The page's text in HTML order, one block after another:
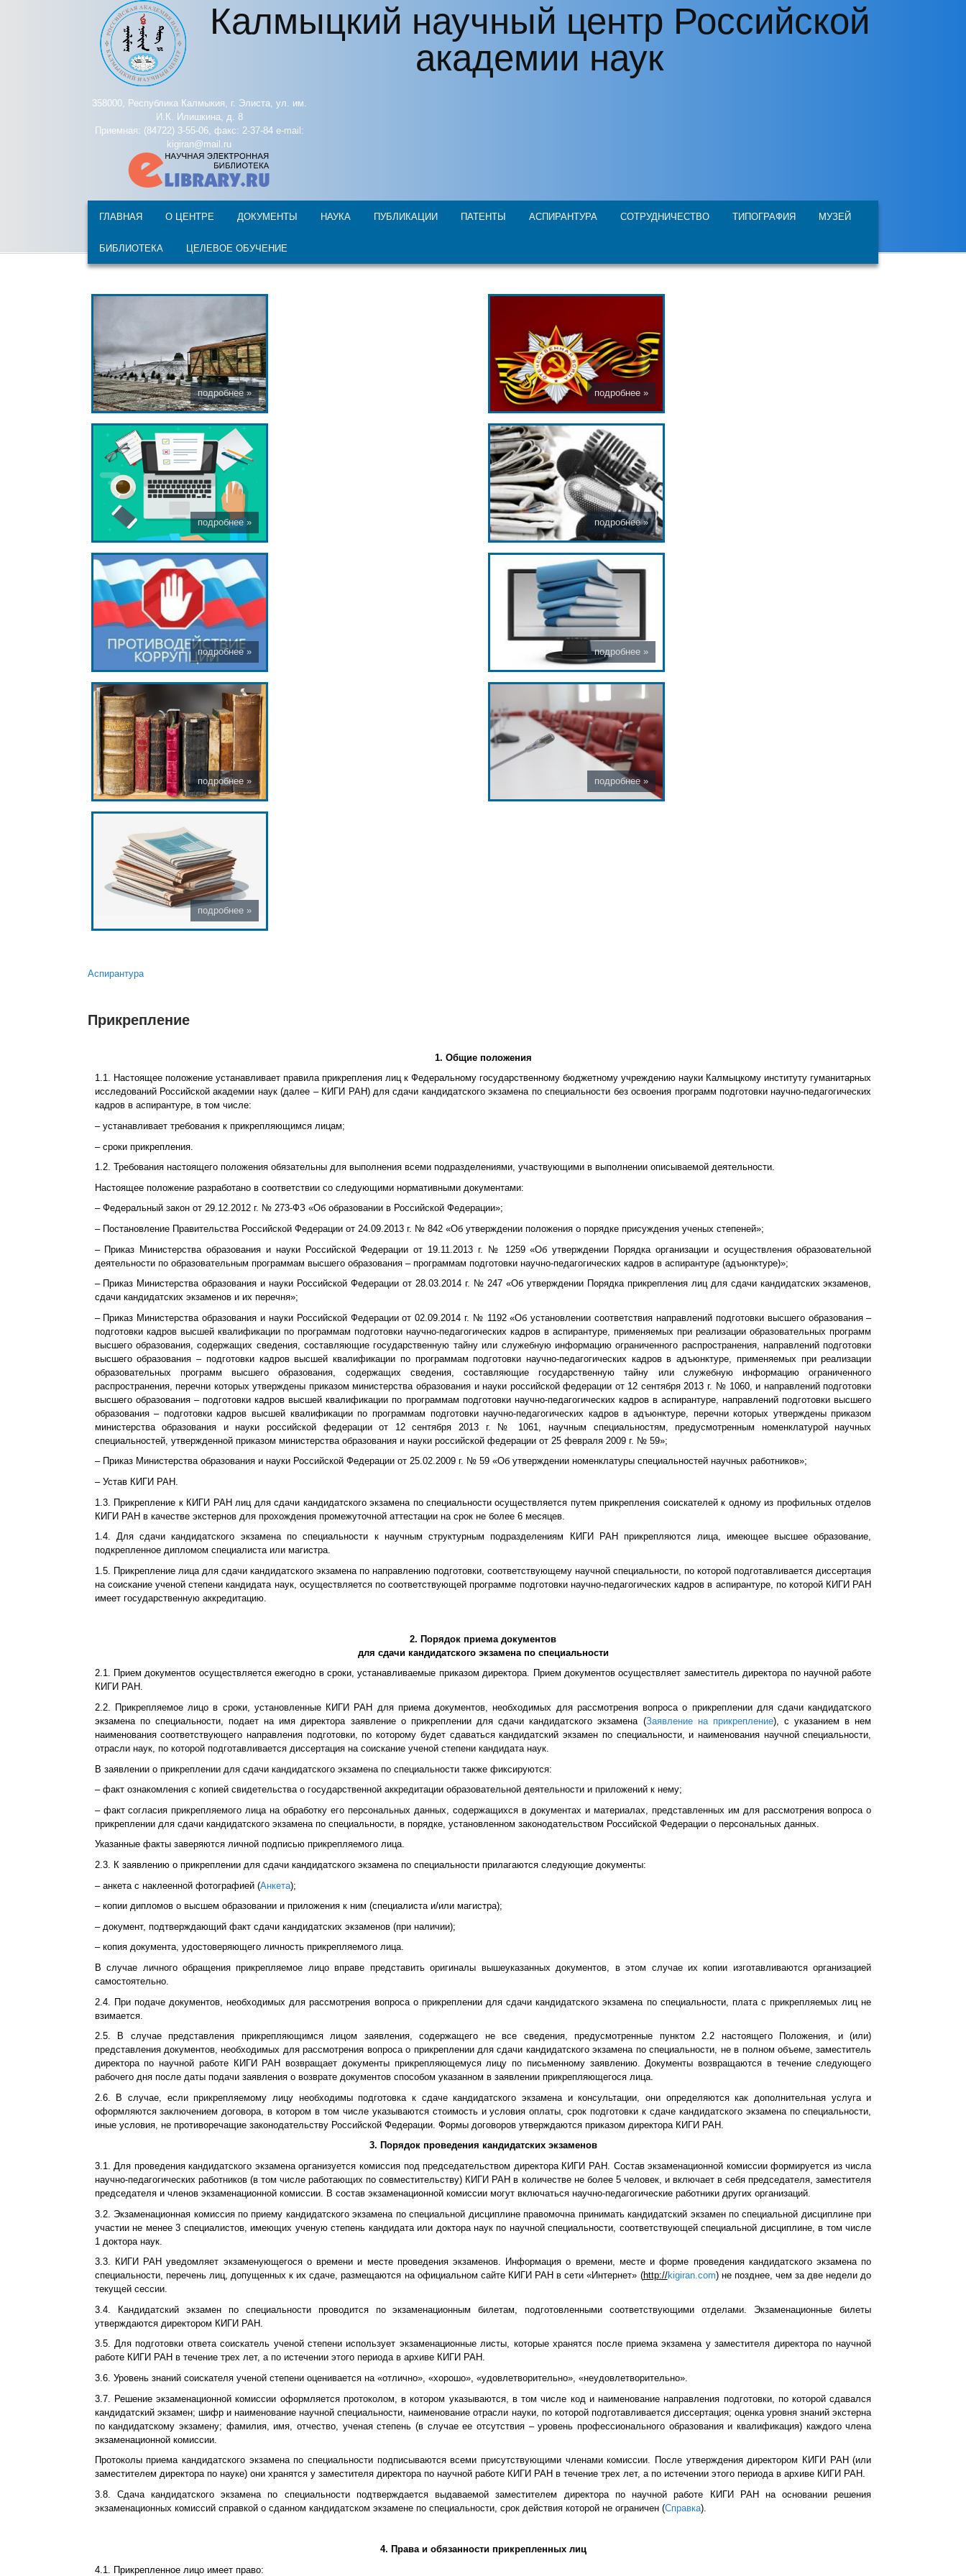
Перейти к основному содержанию Калмыцкий научный центр Российской
академии наук
358000, Республика Калмыкия, г. Элиста, ул. им.
И.К. Илишкина, д. 8
Приемная: (84722) 3-55-06, факс: 2-37-84 e-mail:
kigiran@mail.ru
ГЛАВНАЯ О ЦЕНТРЕ ДОКУМЕНТЫ НАУКА ПУБЛИКАЦИИ ПАТЕНТЫ АСПИРАНТУРА СОТРУДНИЧЕСТВО ТИПОГРАФИЯ МУЗЕЙ
БИБЛИОТЕКА ЦЕЛЕВОЕ ОБУЧЕНИЕ
Вы здесь
Аспирантура
Прикрепление
1. Общие положения
1.1. Настоящее положение устанавливает правила прикрепления лиц к Федеральному государственному бюджетному учреждению науки Калмыцкому институту гуманитарных
исследований Российской академии наук (далее – КИГИ РАН) для сдачи кандидатского экзамена по специальности без освоения программ подготовки научно-педагогических
кадров в аспирантуре, в том числе:
– устанавливает требования к прикрепляющимся лицам;
– сроки прикрепления.
1.2. Требования настоящего положения обязательны для выполнения всеми подразделениями, участвующими в выполнении описываемой деятельности.
Настоящее положение разработано в соответствии со следующими нормативными документами:
– Федеральный закон от 29.12.2012 г. № 273-ФЗ «Об образовании в Российской Федерации»;
– Постановление Правительства Российской Федерации от 24.09.2013 г. № 842 «Об утверждении положения о порядке присуждения ученых степеней»;
– Приказ Министерства образования и науки Российской Федерации от 19.11.2013 г. № 1259 «Об утверждении Порядка организации и осуществления образовательной
деятельности по образовательным программам высшего образования – программам подготовки научно-педагогических кадров в аспирантуре (адъюнктуре)»;
– Приказ Министерства образования и науки Российской Федерации от 28.03.2014 г. № 247 «Об утверждении Порядка прикрепления лиц для сдачи кандидатских экзаменов,
сдачи кандидатских экзаменов и их перечня»;
– Приказ Министерства образования и науки Российской Федерации от 02.09.2014 г. № 1192 «Об установлении соответствия направлений подготовки высшего образования –
подготовки кадров высшей квалификации по программам подготовки научно-педагогических кадров в аспирантуре, применяемых при реализации образовательных программ
высшего образования, содержащих сведения, составляющие государственную тайну или служебную информацию ограниченного распространения, направлений подготовки
высшего образования – подготовки кадров высшей квалификации по программам подготовки научно-педагогических кадров в адъюнктуре, применяемых при реализации
образовательных программ высшего образования, содержащих сведения, составляющие государственную тайну или служебную информацию ограниченного
распространения, перечни которых утверждены приказом министерства образования и науки российской федерации от 12 сентября 2013 г. № 1060, и направлений подготовки
высшего образования – подготовки кадров высшей квалификации по программам подготовки научно-педагогических кадров в аспирантуре, направлений подготовки высшего
образования – подготовки кадров высшей квалификации по программам подготовки научно-педагогических кадров в адъюнктуре, перечни которых утверждены приказом
министерства образования и науки российской федерации от 12 сентября 2013 г. № 1061, научным специальностям, предусмотренным номенклатурой научных
специальностей, утвержденной приказом министерства образования и науки российской федерации от 25 февраля 2009 г. № 59»;
– Приказ Министерства образования и науки Российской Федерации от 25.02.2009 г. № 59 «Об утверждении номенклатуры специальностей научных работников»;
– Устав КИГИ РАН.
1.3. Прикрепление к КИГИ РАН лиц для сдачи кандидатского экзамена по специальности осуществляется путем прикрепления соискателей к одному из профильных отделов
КИГИ РАН в качестве экстернов для прохождения промежуточной аттестации на срок не более 6 месяцев.
1.4. Для сдачи кандидатского экзамена по специальности к научным структурным подразделениям КИГИ РАН прикрепляются лица, имеющее высшее образование,
подкрепленное дипломом специалиста или магистра.
1.5. Прикрепление лица для сдачи кандидатского экзамена по направлению подготовки, соответствующему научной специальности, по которой подготавливается диссертация
на соискание ученой степени кандидата наук, осуществляется по соответствующей программе подготовки научно-педагогических кадров в аспирантуре, по которой КИГИ РАН
имеет государственную аккредитацию.
2. Порядок приема документов
для сдачи кандидатского экзамена по специальности
2.1. Прием документов осуществляется ежегодно в сроки, устанавливаемые приказом директора. Прием документов осуществляет заместитель директора по научной работе
КИГИ РАН.
2.2. Прикрепляемое лицо в сроки, установленные КИГИ РАН для приема документов, необходимых для рассмотрения вопроса о прикреплении для сдачи кандидатского
экзамена по специальности, подает на имя директора заявление о прикреплении для сдачи кандидатского экзамена (Заявление на прикрепление), с указанием в нем
наименования соответствующего направления подготовки, по которому будет сдаваться кандидатский экзамен по специальности, и наименования научной специальности,
отрасли наук, по которой подготавливается диссертация на соискание ученой степени кандидата наук.
В заявлении о прикреплении для сдачи кандидатского экзамена по специальности также фиксируются:
– факт ознакомления с копией свидетельства о государственной аккредитации образовательной деятельности и приложений к нему;
– факт согласия прикрепляемого лица на обработку его персональных данных, содержащихся в документах и материалах, представленных им для рассмотрения вопроса о
прикреплении для сдачи кандидатского экзамена по специальности, в порядке, установленном законодательством Российской Федерации о персональных данных.
Указанные факты заверяются личной подписью прикрепляемого лица.
2.3. К заявлению о прикреплении для сдачи кандидатского экзамена по специальности прилагаются следующие документы:
– анкета с наклеенной фотографией (Анкета);
– копии дипломов о высшем образовании и приложения к ним (специалиста и/или магистра);
– документ, подтверждающий факт сдачи кандидатских экзаменов (при наличии);
– копия документа, удостоверяющего личность прикрепляемого лица.
В случае личного обращения прикрепляемое лицо вправе представить оригиналы вышеуказанных документов, в этом случае их копии изготавливаются организацией
самостоятельно.
2.4. При подаче документов, необходимых для рассмотрения вопроса о прикреплении для сдачи кандидатского экзамена по специальности, плата с прикрепляемых лиц не
взимается.
2.5. В случае представления прикрепляющимся лицом заявления, содержащего не все сведения, предусмотренные пунктом 2.2 настоящего Положения, и (или)
представления документов, необходимых для рассмотрения вопроса о прикреплении для сдачи кандидатского экзамена по специальности, не в полном объеме, заместитель
директора по научной работе КИГИ РАН возвращает документы прикрепляющемуся лицу по письменному заявлению. Документы возвращаются в течение следующего
рабочего дня после даты подачи заявления о возврате документов способом указанном в заявлении прикрепляющегося лица.
2.6. В случае, если прикрепляемому лицу необходимы подготовка к сдаче кандидатского экзамена и консультации, они определяются как дополнительная услуга и
оформляются заключением договора, в котором в том числе указываются стоимость и условия оплаты, срок подготовки к сдаче кандидатского экзамена по специальности,
иные условия, не противоречащие законодательству Российской Федерации. Формы договоров утверждаются приказом директора КИГИ РАН.
3. Порядок проведения кандидатских экзаменов
3.1. Для проведения кандидатского экзамена организуется комиссия под председательством директора КИГИ РАН. Состав экзаменационной комиссии формируется из числа
научно-педагогических работников (в том числе работающих по совместительству) КИГИ РАН в количестве не более 5 человек, и включает в себя председателя, заместителя
председателя и членов экзаменационной комиссии. В состав экзаменационной комиссии могут включаться научно-педагогические работники других организаций.
3.2. Экзаменационная комиссия по приему кандидатского экзамена по специальной дисциплине правомочна принимать кандидатский экзамен по специальной дисциплине при
участии не менее 3 специалистов, имеющих ученую степень кандидата или доктора наук по научной специальности, соответствующей специальной дисциплине, в том числе
1 доктора наук.
3.3. КИГИ РАН уведомляет экзаменующегося о времени и месте проведения экзаменов. Информация о времени, месте и форме проведения кандидатского экзамена по
специальности, перечень лиц, допущенных к их сдаче, размещаются на официальном сайте КИГИ РАН в сети «Интернет» (http://kigiran.com) не позднее, чем за две недели до
текущей сессии.
3.4. Кандидатский экзамен по специальности проводится по экзаменационным билетам, подготовленными соответствующими отделами. Экзаменационные билеты
утверждаются директором КИГИ РАН.
3.5. Для подготовки ответа соискатель ученой степени использует экзаменационные листы, которые хранятся после приема экзамена у заместителя директора по научной
работе КИГИ РАН в течение трех лет, а по истечении этого периода в архиве КИГИ РАН.
3.6. Уровень знаний соискателя ученой степени оценивается на «отлично», «хорошо», «удовлетворительно», «неудовлетворительно».
3.7. Решение экзаменационной комиссии оформляется протоколом, в котором указываются, в том числе код и наименование направления подготовки, по которой сдавался
кандидатский экзамен; шифр и наименование научной специальности, наименование отрасли науки, по которой подготавливается диссертация; оценка уровня знаний экстерна
по кандидатскому экзамену; фамилия, имя, отчество, ученая степень (в случае ее отсутствия – уровень профессионального образования и квалификация) каждого члена
экзаменационной комиссии.
Протоколы приема кандидатского экзамена по специальности подписываются всеми присутствующими членами комиссии. После утверждения директором КИГИ РАН (или
заместителем директора по науке) они хранятся у заместителя директора по научной работе КИГИ РАН в течение трех лет, а по истечении этого периода в архиве КИГИ РАН.
3.8. Сдача кандидатского экзамена по специальности подтверждается выдаваемой заместителем директора по научной работе КИГИ РАН на основании решения
экзаменационных комиссий справкой о сданном кандидатском экзамене по специальности, срок действия которой не ограничен (Справка).
4. Права и обязанности прикрепленных лиц
4.1. Прикрепленное лицо имеет право: